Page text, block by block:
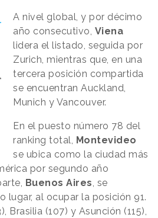
A nivel global, y por décimo
año consecutivo, Viena
lidera el listado, seguida por
Zurich, mientras que, en una
tercera posición compartida
se encuentran Auckland,
Munich y Vancouver.
En el puesto número 78 del
ranking total, Montevideo
se ubica como la ciudad más
por segundo año
Buenos Aires, se
lugar, al ocupar la posición 91.
Brasilia (107) y Asunción (115),